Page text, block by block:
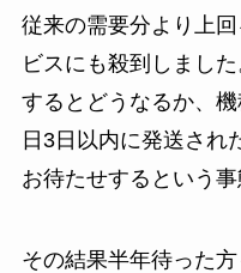
従来の需要分より上
ビスにも殺到しました
するとどうなるか、
日3日以内に発送され
お待たせするという事
その結果半年待った